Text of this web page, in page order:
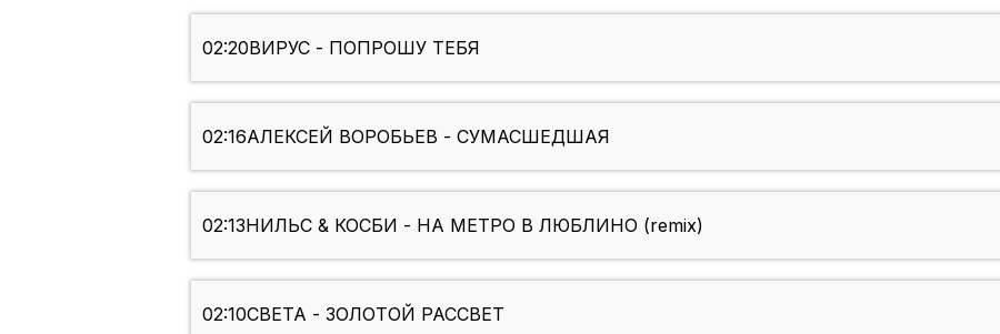
02:20ВИРУС - ПОПРОШУ ТЕБЯ
02:16АЛЕКСЕЙ ВОРОБЬЕВ - СУМАСШЕДШАЯ
02:13НИЛЬС & КОСБИ - НА МЕТРО В ЛЮБЛИНО (remix)
02:10СВЕТА - ЗОЛОТОЙ РАССВЕТ